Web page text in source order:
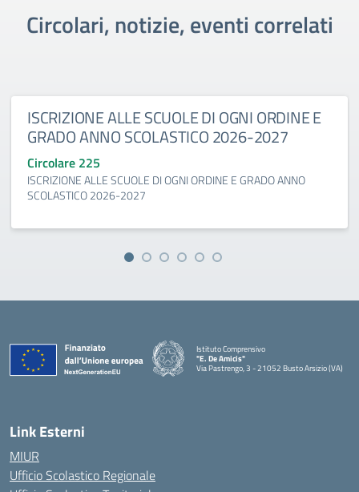
Circolari, notizie, eventi correlati
ISCRIZIONE ALLE SCUOLE DI OGNI ORDINE E
GRADO ANNO SCOLASTICO 2026-2027
Circolare 225
ISCRIZIONE ALLE SCUOLE DI OGNI ORDINE E GRADO ANNO
SCOLASTICO 2026-2027
Istituto Comprensivo
"E. De Amicis"
Via Pastrengo, 3 - 21052 Busto Arsizio (VA)
Link Esterni
MIUR
Ufficio Scolastico Regionale